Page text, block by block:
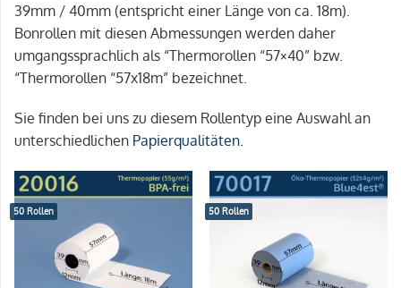
39mm / 40mm (entspricht einer Länge von ca. 18m).
Bonrollen mit diesen Abmessungen werden daher
umgangssprachlich als “Thermorollen “57×40” bzw.
“Thermorollen “57x18m” bezeichnet.
Sie finden bei uns zu diesem Rollentyp eine Auswahl an
unterschiedlichen Papierqualitäten.
50 Rollen 50 Rollen